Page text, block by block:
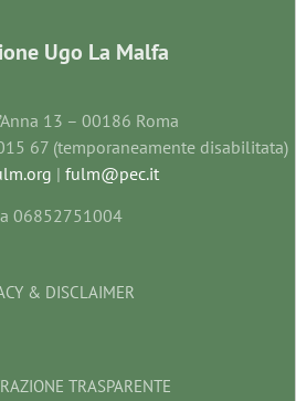
Ugo La Malfa
13 – 00186 Roma
67 (temporaneamente disabilitata)
| fulm@pec.it
06852751004
& DISCLAIMER
TRASPARENTE